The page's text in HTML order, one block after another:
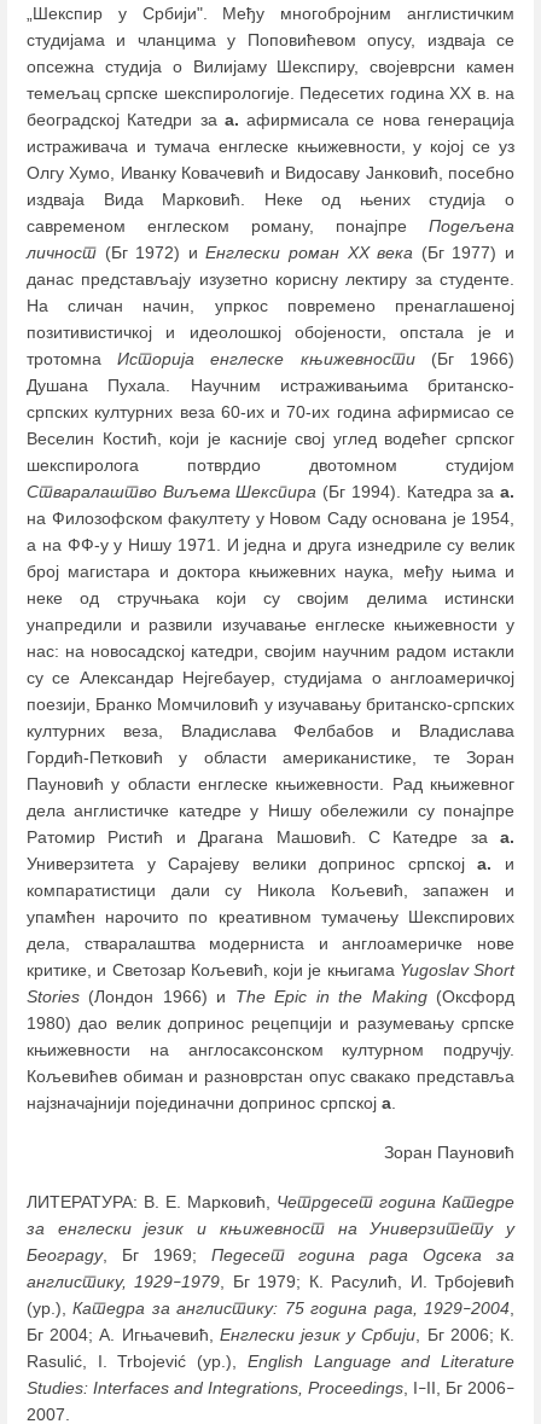
„Шекспир у Србији". Међу многобројним англистичким
студијама и чланцима у Поповићевом опусу, издваја се
опсежна студија о Вилијаму Шекспиру, својеврсни камен
темељац српске шекспирологије. Педесетих година XX в. на
београдској Катедри за а. афирмисала се нова генерација
истраживача и тумача енглеске књижевности, у којој се уз
Олгу Хумо, Иванку Ковачевић и Видосаву Јанковић, посебно
издваја Вида Марковић. Неке од њених студија о
савременом енглеском роману, понајпре Подељена
личност (Бг 1972) иЕнглески роман XX века (Бг 1977) и
данас представљају изузетно корисну лектиру за студенте.
На сличан начин, упркос повремено пренаглашеној
позитивистичкој и идеолошкој обојености, опстала је и
тротомнаИсторија енглеске књижевности(Бг 1966)
Душана Пухала. Научним истраживањима британско-
српских културних веза 60-их и 70-их година афирмисао се
Веселин Костић, који је касније свој углед водећег српског
шекспиролога потврдио двотомном студијом
Стваралаштво Виљема Шекспира (Бг 1994). Катедра заа.
на Филозофском факултету у Новом Саду основана је 1954,
а на ФФ-у у Нишу 1971. И једна и друга изнедриле су велик
број магистара и доктора књижевних наука, међу њима и
неке од стручњака који су својим делима истински
унапредили и развили изучавање енглеске књижевности у
нас: на новосадској катедри, својим научним радом истакли
су се Александар Нејгебауер, студијама о англоамеричкој
поезији, Бранко Момчиловић у изучавању британско-српских
културних веза, Владислава Фелбабов и Владислава
Гордић-Петковић у области американистике, те Зоран
Пауновић у области енглеске књижевности. Рад књижевног
дела англистичке катедре у Нишу обележили су понајпре
Ратомир Ристић и Драгана Машовић. С Катедре за а.
Универзитета у Сарајеву велики допринос српскоја. и
компаратистици дали су Никола Кољевић, запажен и
упамћен нарочито по креативном тумачењу Шекспирових
дела, стваралаштва модерниста и англоамеричке нове
критике, и Светозар Кољевић, који је књигама Yugoslav Short
Stories (Лондон 1966) и The Epic in the Making(Оксфорд
1980) дао велик допринос рецепцији и разумевању српске
књижевности на англосаксонском културном подручју.
Кољевићев обиман и разноврстан опус свакако представља
најзначајнији појединачни допринос српској а
Зоран Пауновић
ЛИТЕРАТУРА: В. Е. Марковић, Четрдесет година Катедре
за енглески језик и књижевност на Универзитету у
Београду, Бг 1969; Педесет година рада Одсека за
англистику, 1929–1979, Бг 1979; К. Расулић, И. Трбојевић
(ур.),Катедра за англистику: 75 година рада, 1929–2004,
Бг 2004; А. Игњачевић, Енглески језик у Србији, Бг 2006; К.
Rasulić, I. Trbojević (ур.), English Language and Literature
Studies: Interfaces and Integrations, Proceedings, I–II, Бг 2006–
2007.